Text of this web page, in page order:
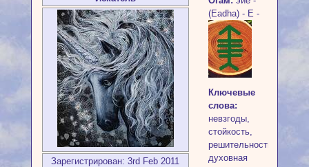
Зарегистрирован: 3rd Feb 2011
(Eadha) - E -
Ключевые
слова:
невзгоды,
стойкость,
решительность,
духовная